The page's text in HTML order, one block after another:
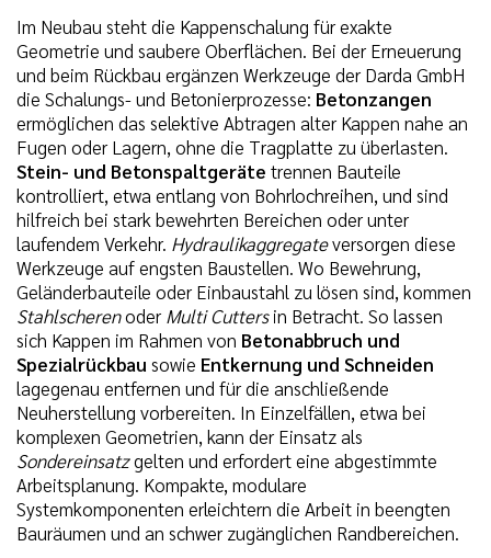
Im Neubau steht die Kappenschalung für exakte
Geometrie und saubere Oberflächen. Bei der Erneuerung
und beim Rückbau ergänzen Werkzeuge der Darda GmbH
die Schalungs- und Betonierprozesse: Betonzangen
ermöglichen das selektive Abtragen alter Kappen nahe an
Fugen oder Lagern, ohne die Tragplatte zu überlasten.
Stein- und Betonspaltgeräte trennen Bauteile
kontrolliert, etwa entlang von Bohrlochreihen, und sind
hilfreich bei stark bewehrten Bereichen oder unter
laufendem Verkehr. Hydraulikaggregateversorgen diese
Werkzeuge auf engsten Baustellen. Wo Bewehrung,
Geländerbauteile oder Einbaustahl zu lösen sind, kommen
Stahlscherenoder Multi Cuttersin Betracht. So lassen
sich Kappen im Rahmen von Betonabbruch und
Spezialrückbau sowie Entkernung und Schneiden
lagegenau entfernen und für die anschließende
Neuherstellung vorbereiten. In Einzelfällen, etwa bei
komplexen Geometrien, kann der Einsatz als
Sondereinsatzgelten und erfordert eine abgestimmte
Arbeitsplanung. Kompakte, modulare
Systemkomponenten erleichtern die Arbeit in beengten
Bauräumen und an schwer zugänglichen Randbereichen.